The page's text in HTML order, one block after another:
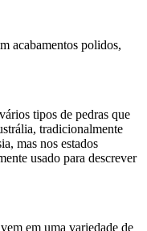
acabamentos polidos,
tipos de pedras que
tradicionalmente
mas nos estados
usado para descrever
em uma variedade de